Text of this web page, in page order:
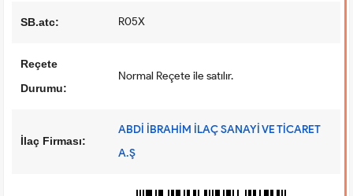
SB.atc: R05X
Reçete
Durumu:
Normal Reçete ile satılır.
İlaç Firması:
ABDİ İBRAHİM İLAÇ SANAYİ VE TİCARET
A.Ş